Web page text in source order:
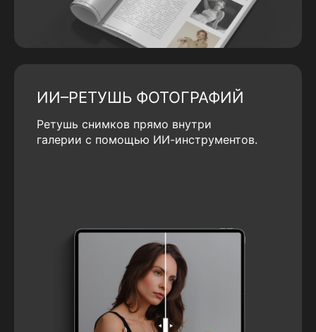
ИИ–РЕТУШЬ ФОТОГРАФИЙ
Ретушь снимков прямо внутри
галерии с помощью ИИ-инструментов.